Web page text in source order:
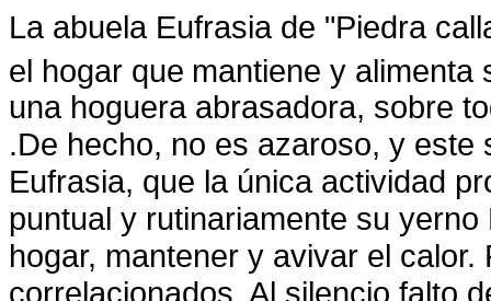
La abuela Eufrasia de "Piedra
el hogar que mantiene y alimenta
una hoguera abrasadora, sobre
.De hecho, no es azaroso, y
Eufrasia, que la única actividad
puntual y rutinariamente su
hogar, mantener y avivar el
correlacionados, Al silencio falto